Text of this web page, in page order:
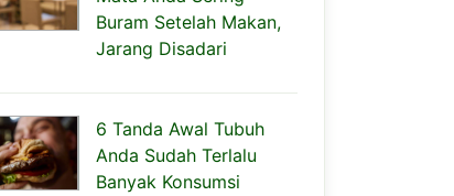
Buram Setelah Makan,
Jarang Disadari
6 Tanda Awal Tubuh
Anda Sudah Terlalu
Banyak Konsumsi